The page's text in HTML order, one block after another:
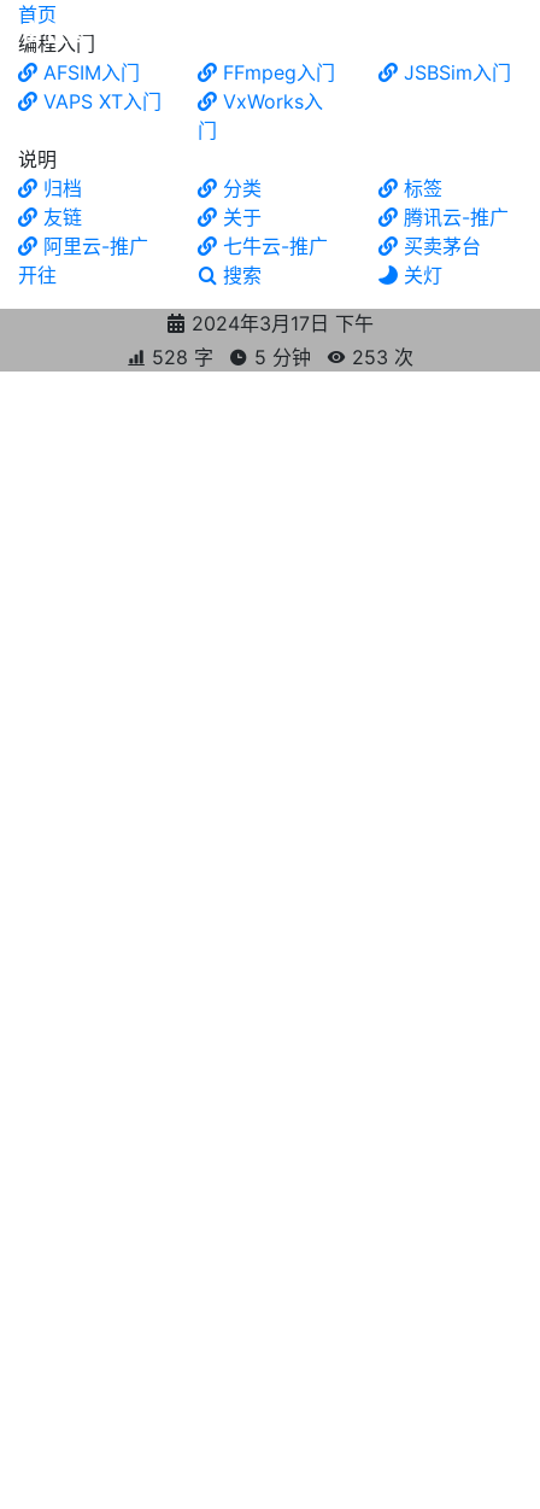
食铁兽
首页
编程入门
AFSIM入门
FFmpeg入门
JSBSim入门
VAPS XT入门
VxWorks入
门
说明
归档
分类
标签
友链
关于
腾讯云-推广
阿里云-推广
七牛云-推广
买卖茅台
开往
搜索
关灯
2024年3月17日 下午
528 字
5 分钟 253 次